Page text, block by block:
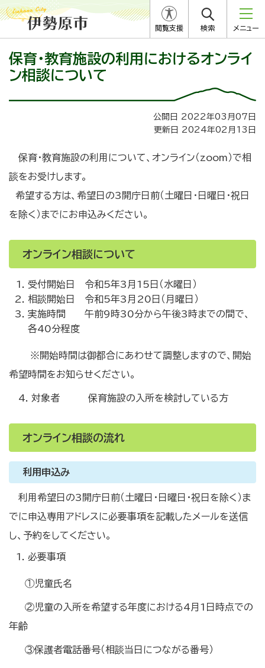
閲覧支援 検索 メニュー
保育・教育施設の利用におけるオンライ
ン相談について
公開日 2022年03月07日
更新日 2024年02月13日
保育・教育施設の利用について、オンライン（zoom）で相
談をお受けします。
希望する方は、希望日の3開庁日前（土曜日・日曜日・祝日
を除く）までにお申込みください。
オンライン相談について
受付開始日 令和5年3月15日（水曜日）
相談開始日 令和5年3月20日（月曜日）
実施時間 午前9時30分から午後3時までの間で、
各40分程度
※開始時間は御都合にあわせて調整しますので、開始
希望時間をお知らせください。
4. 対象者 保育施設の入所を検討している方
オンライン相談の流れ
利用申込み
利用希望日の3開庁日前（土曜日・日曜日・祝日を除く）ま
でに申込専用アドレスに必要事項を記載したメールを送信
し、予約をしてください。
必要事項
①児童氏名
②児童の入所を希望する年度における4月1日時点での
年齢
③保護者電話番号（相談当日につながる番号）